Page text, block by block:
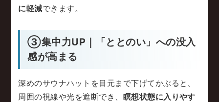
に軽減できます。
③集中力UP｜「ととのい」への没入
感が高まる
深めのサウナハットを目元まで下げてかぶると、
周囲の視線や光を遮断でき、 瞑想状態に入りやす